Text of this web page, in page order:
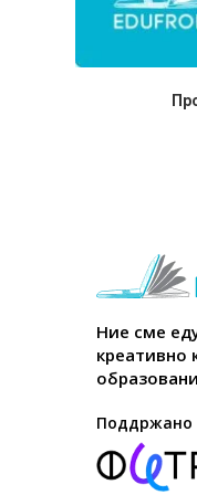
Ние сме
креативно
Поддржано